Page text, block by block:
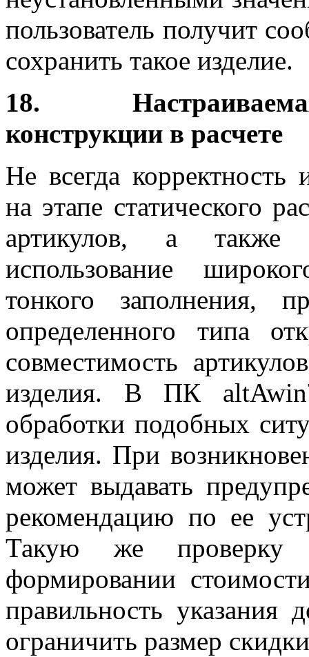
пользователь получит
сохранить такое изделие.
18. Настраиваемая
конструкции в расчете
Не всегда
на этапе статического
артикулов, а также
использование
тонкого заполнения,
определенного типа
совместимость
изделия. В ПК
обработки подобных
изделия. При
может выдавать
рекомендацию по ее
Такую же
формировании
правильность указания
ограничить размер